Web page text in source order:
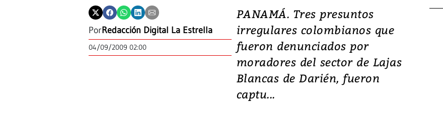
PorRedacción Digital La Estrella
04/09/2009 02:00
PANAMÁ. Tres presuntos
irregulares colombianos que
fueron denunciados por
moradores del sector de Lajas
Blancas de Darién, fueron
captu...
Video, Japón: Terremoto
deja heridos y graves
daños en Kumamoto